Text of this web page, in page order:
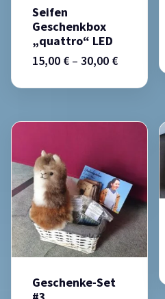
Seifen
Geschenkbox
„quattro“ LED
15,00 € – 30,00 €
Geschenke-Set